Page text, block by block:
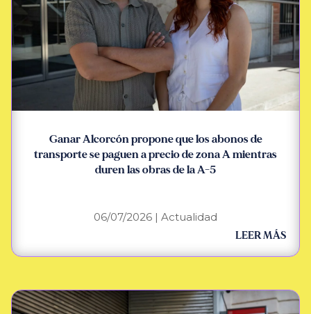
Ganar Alcorcón propone que los abonos de
transporte se paguen a precio de zona A mientras
duren las obras de la A-5
06/07/2026 | Actualidad
LEER MÁS